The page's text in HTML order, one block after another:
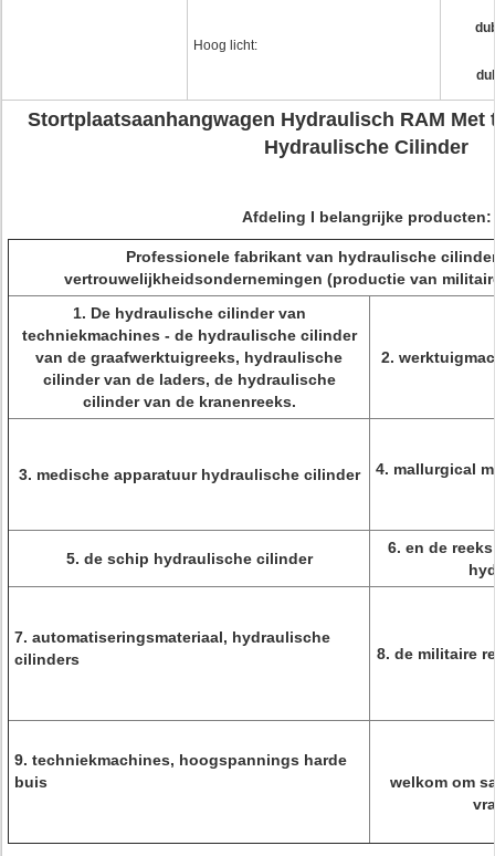
Hoog licht:
Stortplaatsaanhangwagen Hydraulisch RAM Met
Hydraulische Cilinder
Afdeling I belangrijke producten:
Professionele fabrikant van hydraulische
vertrouwelijkheidsondernemingen (productie van
1. De hydraulische cilinder van
techniekmachines - de hydraulische cilinder
van de graafwerktuigreeks, hydraulische
cilinder van de laders, de hydraulische
cilinder van de kranenreeks.
2.
3. medische apparatuur hydraulische cilinder 4. mallurgical
5. de schip hydraulische cilinder
6. en de
7. automatiseringsmateriaal, hydraulische
cilinders
8. de militaire
9. techniekmachines, hoogspannings harde
buis
welkom om